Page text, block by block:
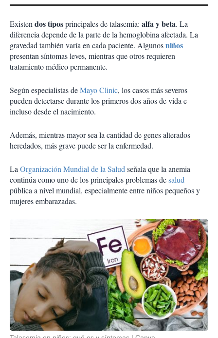
Existendos tiposprincipales de talasemia: alfa y beta. La
diferencia depende de la parte de la hemoglobina afectada. La
gravedad también varía en cada paciente. Algunosniños
presentan síntomas leves, mientras que otros requieren
tratamiento médico permanente.
Según especialistas deMayo Clinic, los casos más severos
pueden detectarse durante los primeros dos años de vida e
incluso desde el nacimiento.
Además, mientras mayor sea la cantidad de genes alterados
heredados, más grave puede ser la enfermedad.
LaOrganización Mundial de la Saludseñala que la anemia
continúa como uno de los principales problemas desalud
pública a nivel mundial, especialmente entre niños pequeños y
mujeres embarazadas.